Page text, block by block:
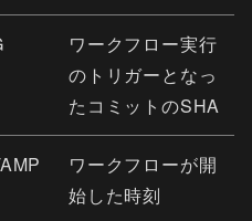
ワークフロー実行
のトリガーとなっ
たコミットのSHA
ワークフローが開
始した時刻